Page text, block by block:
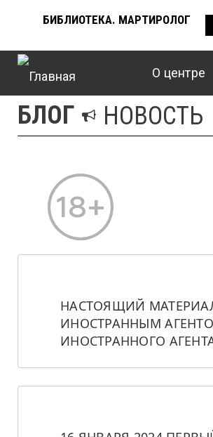
содержанию
ВЕРХНЕЕ
МЕНЮ
БИБЛИОТЕКА. МАРТИРОЛОГ
О центре
БЛОГ НОВОСТЬ
НАСТОЯЩИЙ
ИНОСТРАННЫМ
ИНОСТРАННОГО